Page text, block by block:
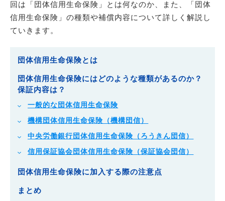
回は「団体信用生命保険」とは何なのか、また、「団体
信用生命保険」の種類や補償内容について詳しく解説し
ていきます。
団体信用生命保険とは
団体信用生命保険にはどのような種類があるのか？
保証内容は？
一般的な団体信用生命保険
機構団体信用生命保険（機構団信）
中央労働銀行団体信用生命保険（ろうきん団信）
信用保証協会団体信用生命保険（保証協会団信）
団体信用生命保険に加入する際の注意点
まとめ